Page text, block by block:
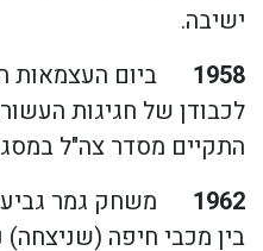
ישיבה.
1958
לכבודן של חגיגות
התקיים מסדר צה"ל
1962 משחק גמר גביע
בין מכבי חיפה